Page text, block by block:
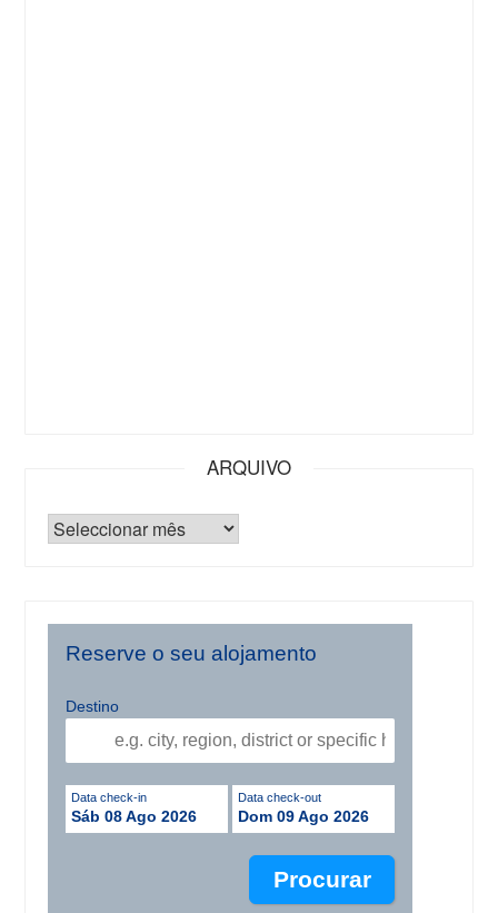
ARQUIVO
Reserve o seu alojamento
Destino
Data check-in
Sáb 08 Ago 2026
Data check-out
Dom 09 Ago 2026